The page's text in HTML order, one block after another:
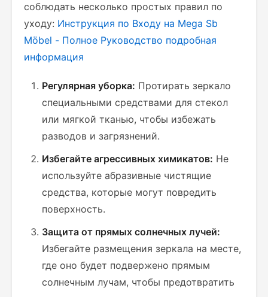
соблюдать несколько простых правил по
уходу: Инструкция по Входу на Mega Sb
Möbel - Полное Руководство подробная
информация
Регулярная уборка: Протирать зеркало
специальными средствами для стекол
или мягкой тканью, чтобы избежать
разводов и загрязнений.
Избегайте агрессивных химикатов: Не
используйте абразивные чистящие
средства, которые могут повредить
поверхность.
Защита от прямых солнечных лучей:
Избегайте размещения зеркала на месте,
где оно будет подвержено прямым
солнечным лучам, чтобы предотвратить